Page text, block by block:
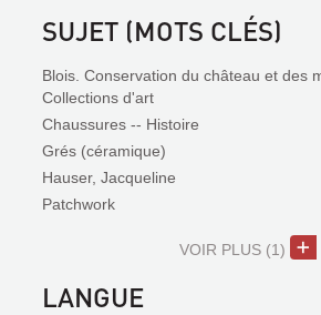
SUJET (MOTS CLÉS)
Blois. Conservation du château et des
Collections d'art
Chaussures -- Histoire
Grés (céramique)
Hauser, Jacqueline
Patchwork
VOIR PLUS (1)
LANGUE